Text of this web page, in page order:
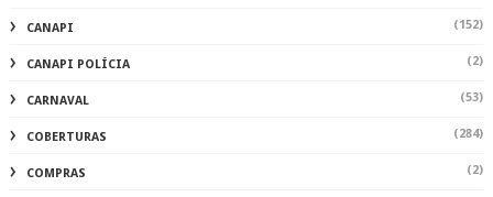
CANAPI (152)
CANAPI POLÍCIA (2)
CARNAVAL (53)
COBERTURAS (284)
COMPRAS (2)